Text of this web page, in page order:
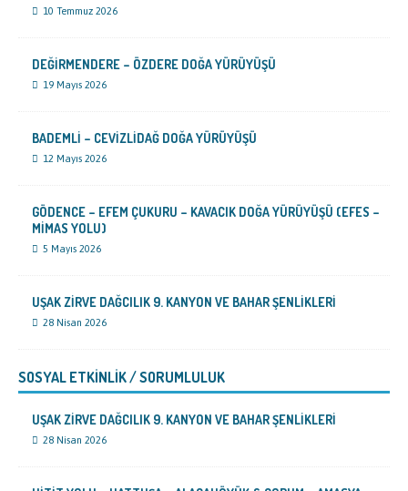
10 Temmuz 2026
DEĞİRMENDERE – ÖZDERE DOĞA YÜRÜYÜŞÜ
19 Mayıs 2026
BADEMLİ – CEVİZLİDAĞ DOĞA YÜRÜYÜŞÜ
12 Mayıs 2026
GÖDENCE – EFEM ÇUKURU – KAVACIK DOĞA YÜRÜYÜŞÜ (EFES –
MİMAS YOLU)
5 Mayıs 2026
UŞAK ZİRVE DAĞCILIK 9. KANYON VE BAHAR ŞENLİKLERİ
28 Nisan 2026
SOSYAL ETKİNLİK / SORUMLULUK
UŞAK ZİRVE DAĞCILIK 9. KANYON VE BAHAR ŞENLİKLERİ
28 Nisan 2026